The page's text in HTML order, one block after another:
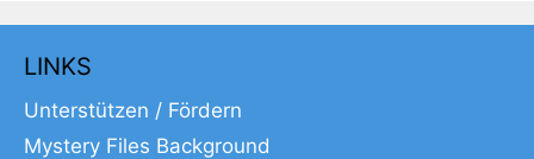
LINKS
Unterstützen / Fördern
Mystery Files Background